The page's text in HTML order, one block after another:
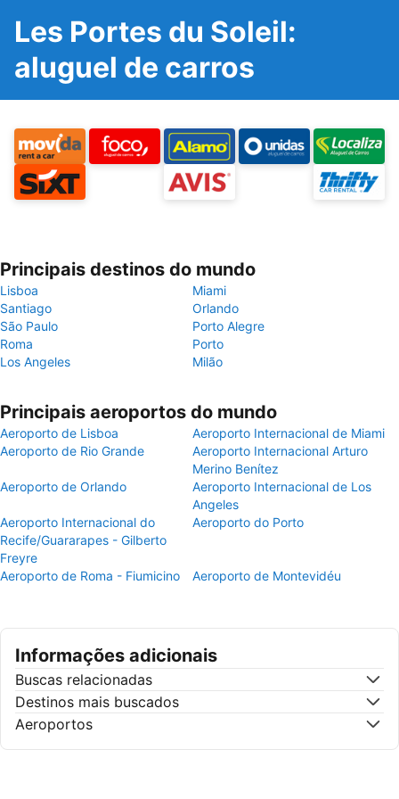
Les Portes du Soleil:
aluguel de carros
Principais destinos do mundo
Lisboa
Miami
Santiago
Orlando
São Paulo
Porto Alegre
Roma
Porto
Los Angeles
Milão
Principais aeroportos do mundo
Aeroporto de Lisboa
Aeroporto Internacional de Miami
Aeroporto de Rio Grande
Aeroporto Internacional Arturo
Merino Benítez
Aeroporto de Orlando
Aeroporto Internacional de Los
Angeles
Aeroporto Internacional do
Recife/Guararapes - Gilberto
Freyre
Aeroporto do Porto
Aeroporto de Roma - Fiumicino Aeroporto de Montevidéu
Informações adicionais
Buscas relacionadas
Destinos mais buscados
Aeroportos